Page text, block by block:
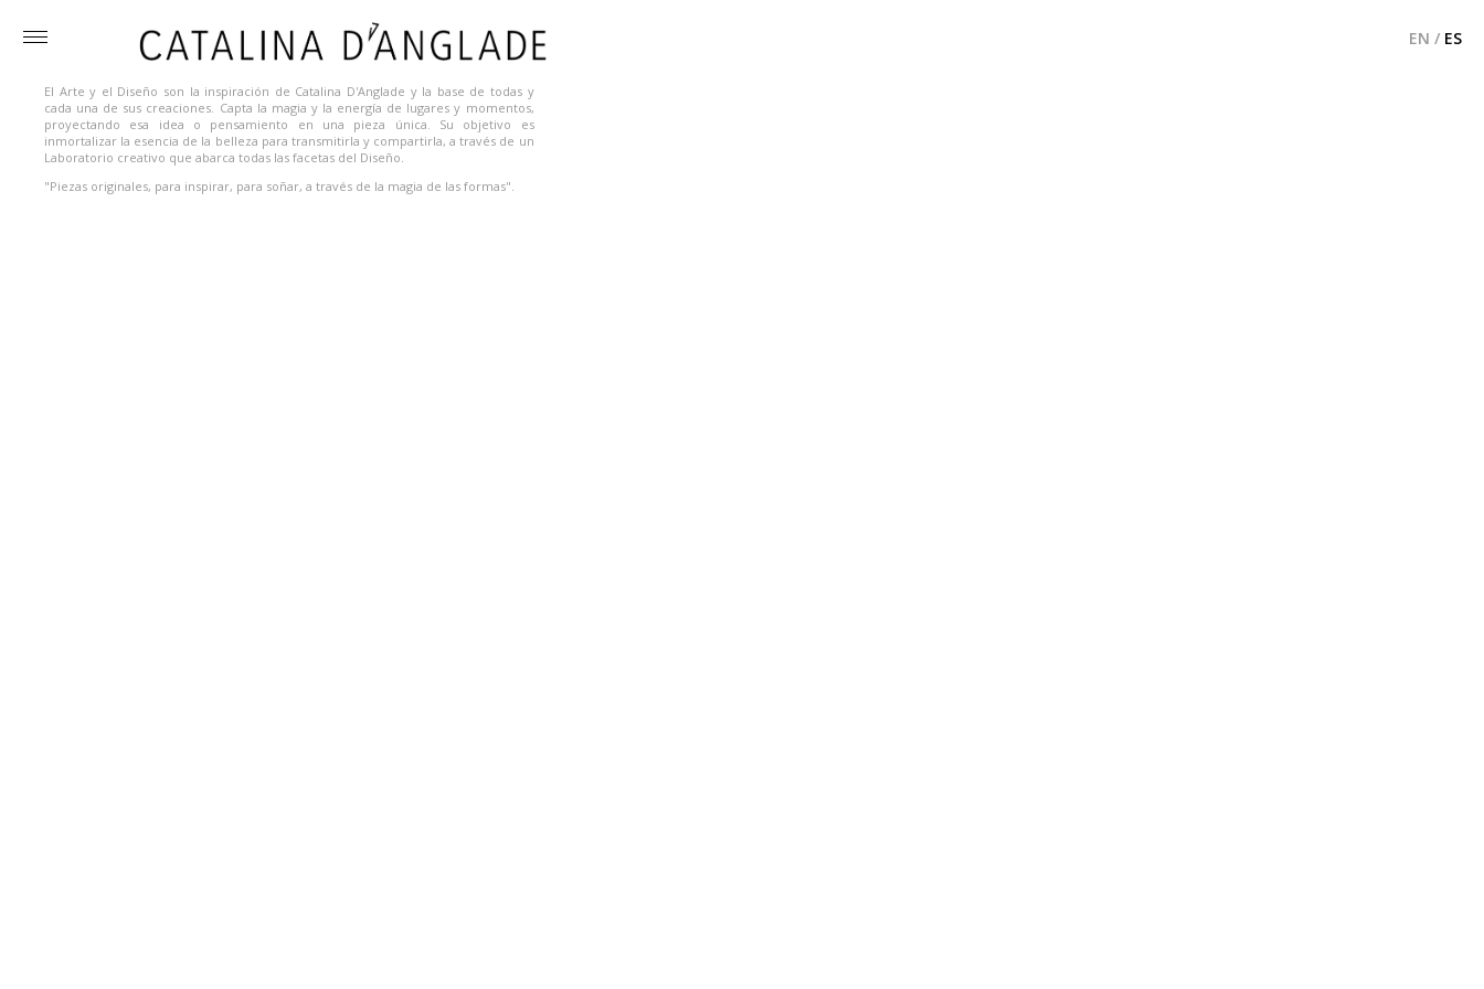
Toggle
ES
/
EN
El Arte y el Diseño son la inspiración de Catalina D'Anglade y la base de todas y
cada una de sus creaciones. Capta la magia y la energía de lugares y momentos,
proyectando esa idea o pensamiento en una pieza única. Su objetivo es
inmortalizar la esencia de la belleza para transmitirla y compartirla, a través de un
Laboratorio creativo que abarca todas las facetas del Diseño.
"Piezas originales, para inspirar, para soñar, a través de la magia de las formas".